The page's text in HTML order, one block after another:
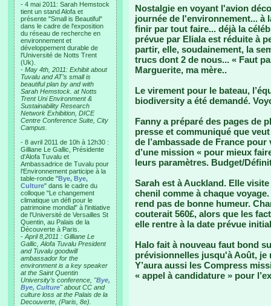
- 4 mai 2011: Sarah Hemstock
tient un stand Alofa et
présente "Small is Beautiful"
dans le cadre de l'exposition
du réseau de recherche en
environnement et
développement durable de
l'Université de Notts Trent
(Uk).
- May 4th, 2011: Exhibit about
Tuvalu and AT’s small is
beautiful plan by and with
Sarah Hemstock. at Notts
Trent Uni Environment &
Sustainability Research
Network Exhibition, DICE
Centre Conference Suite, City
Campus.
- 8 avril 2011 de 10h à 12h30 :
Gilliane Le Gallic, Présidente
d'Alofa Tuvalu et
Ambassadrice de Tuvalu pour
l'Environnement participe à la
table-ronde "Bye, Bye,
Culture" dans le cadre du
colloque "Le changement
climatique un défi pour le
patrimoine mondial" à l'initiative
de l'Université de Versailles St
Quentin, au Palais de la
Découverte à Paris.
- April 8,2011 : Gilliane Le
Gallic, Alofa Tuvalu President
and Tuvalu goodwill
ambassador for the
environment is a key speaker
at the Saint Quentin
University’s conference, "Bye,
Bye, Culture" about CC and
culture loss at the Palais de la
Decouverte, (Paris, 8e).
Nostalgie en voyant l'avion
journée de l'environnement... à
finir par tout faire... déjà la
prévue par Eliala est réduite à
partir, elle, soudainement, la
trucs dont 2 de nous... « Faut
Marguerite, ma mère..
Le virement pour le bateau,
biodiversity a été demandé.
Fanny a préparé des pages de
presse et communiqué que
de l’ambassade de France
d’une mission « pour mieux
leurs paramètres. Budget/
Sarah est à Auckland. Elle
chenil comme à chaque
rend pas de bonne humeur.
couterait 560£, alors que les
elle rentre à la date prévue
Halo fait à nouveau faut bond
prévisionnelles jusqu'à Août, je
Y’aura aussi les Compress
« appel à candidature » pour